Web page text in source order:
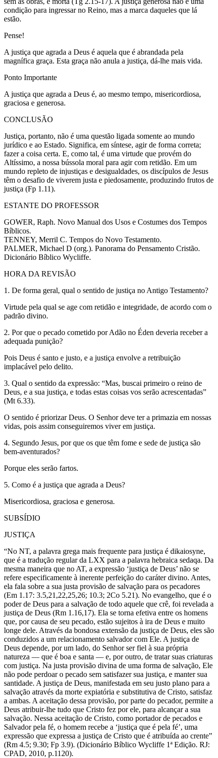
condição para ingressar no Reino, mas a marca daqueles que lá
estão.
Pense!
A justiça que agrada a Deus é aquela que é abrandada pela
magnífica graça. Esta graça não anula a justiça, dá-lhe mais vida.
Ponto Importante
A justiça que agrada a Deus é, ao mesmo tempo, misericordiosa,
graciosa e generosa.
CONCLUSÃO
Justiça, portanto, não é uma questão ligada somente ao mundo
jurídico e ao Estado. Significa, em síntese, agir de forma correta;
fazer a coisa certa. E, como tal, é uma virtude que provém do
Altíssimo, a nossa bússola moral para agir com retidão. Em um
mundo repleto de injustiças e desigualdades, os discípulos de Jesus
têm o desafio de viverem justa e piedosamente, produzindo frutos de
justiça (Fp 1.11).
ESTANTE DO PROFESSOR
GOWER, Raph. Novo Manual dos Usos e Costumes dos Tempos
Bíblicos.
TENNEY, Merril C. Tempos do Novo Testamento.
PALMER, Michael D (org.). Panorama do Pensamento Cristão.
Dicionário Bíblico Wycliffe.
HORA DA REVISÃO
1. De forma geral, qual o sentido de justiça no Antigo Testamento?
Virtude pela qual se age com retidão e integridade, de acordo com o
padrão divino.
2. Por que o pecado cometido por Adão no Éden deveria receber a
adequada punição?
Pois Deus é santo e justo, e a justiça envolve a retribuição
implacável pelo delito.
3. Qual o sentido da expressão: “Mas, buscai primeiro o reino de
Deus, e a sua justiça, e todas estas coisas vos serão acrescentadas”
(Mt 6.33).
O sentido é priorizar Deus. O Senhor deve ter a primazia em nossas
vidas, pois assim conseguiremos viver em justiça.
4. Segundo Jesus, por que os que têm fome e sede de justiça são
bem-aventurados?
Porque eles serão fartos.
5. Como é a justiça que agrada a Deus?
Misericordiosa, graciosa e generosa.
SUBSÍDIO
JUSTIÇA
“No NT, a palavra grega mais frequente para justiça é dikaiosyne,
que é a tradução regular da LXX para a palavra hebraica sedaqa. Da
mesma maneira que no AT, a expressão ‘justiça de Deus’ não se
refere especificamente à inerente perfeição do caráter divino. Antes,
ela fala sobre a sua justa provisão de salvação para os pecadores
(Em 1.17: 3.5,21,22,25,26; 10.3; 2Co 5.21). No evangelho, que é o
poder de Deus para a salvação de todo aquele que crê, foi revelada a
justiça de Deus (Rm 1.16,17). Ela se torna efetiva entre os homens
que, por causa de seu pecado, estão sujeitos à ira de Deus e muito
longe dele. Através da bondosa extensão da justiça de Deus, eles são
conduzidos a um relacionamento salvador com Ele. A justiça de
Deus depende, por um lado, do Senhor ser fiel à sua própria
natureza — que é boa e santa — e, por outro, de tratar suas criaturas
com justiça. Na justa provisão divina de uma forma de salvação, Ele
não pode perdoar o pecado sem satisfazer sua justiça, e manter sua
santidade. A justiça de Deus, manifestada em seu justo plano para a
salvação através da morte expiatória e substitutiva de Cristo, satisfaz
a ambas. A aceitação dessa provisão, por parte do pecador, permite a
Deus atribuir-lhe tudo que Cristo fez por ele, para alcançar a sua
salvação. Nessa aceitação de Cristo, como portador de pecados e
Salvador pela fé, o homem recebe a ‘justiça que é pela fé’, uma
expressão que expressa a justiça de Cristo que é atribuída ao crente”
(Rm 4.5; 9.30; Fp 3.9). (Dicionário Bíblico Wycliffe 1ª Edição. RJ:
CPAD, 2010, p.1120).